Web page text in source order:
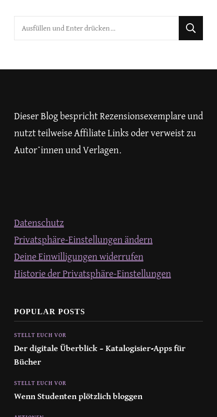
Suchst
du
Dieser Blog bespricht Rezensionsexemplare und
nutzt teilweise Affiliate Links oder verweist zu
Autor*innen und Verlagen.
Datenschutz
Privatsphäre-Einstellungen ändern
Deine Einwilligungen widerrufen
Historie der Privatsphäre-Einstellungen
POPULAR POSTS
STELLT EUCH VOR
Der digitale Überblick – Katalogisier-Apps für
Bücher
STELLT EUCH VOR
Wenn Studenten plötzlich bloggen